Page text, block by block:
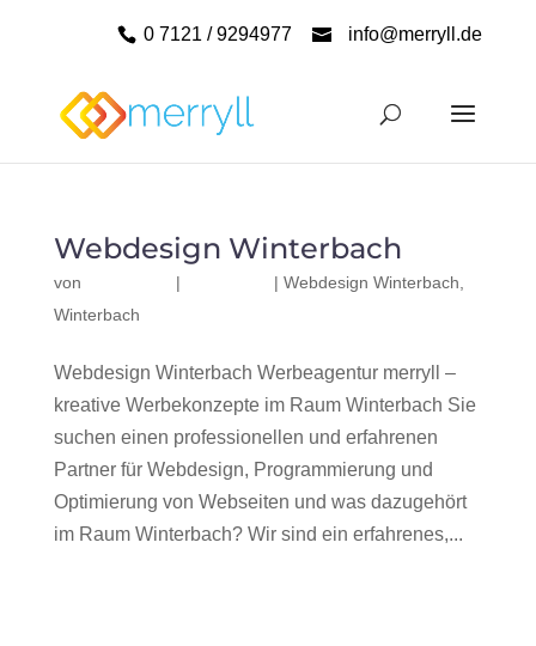
0 7121 / 9294977 info@merryll.de
Webdesign Winterbach
von | | Webdesign Winterbach
Winterbach
Webdesign Winterbach Werbeagentur merryll –
kreative Werbekonzepte im Raum Winterbach Sie
suchen einen professionellen und erfahrenen
Partner für Webdesign, Programmierung und
Optimierung von Webseiten und was dazugehört
im Raum Winterbach? Wir sind ein erfahrenes,...